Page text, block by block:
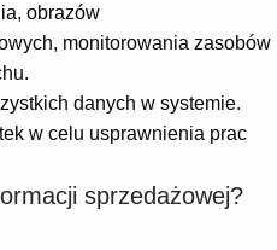
obrazów
monitorowania zasobów
danych w systemie.
w celu usprawnienia prac
sprzedażowej?